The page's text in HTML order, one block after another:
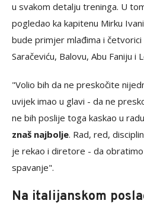
u svakom detalju treninga. U
pogledao ka kapitenu Mirku
bude primjer mlađima i četvorici
Saračeviću, Balovu, Abu Faniju i
"Volio bih da ne preskočite
uvijek imao u glavi - da ne
ne bih poslije toga kaskao u
znaš najbolje. Rad, red,
je rekao i diretore - da obratimo
spavanje".
Na italijanskom